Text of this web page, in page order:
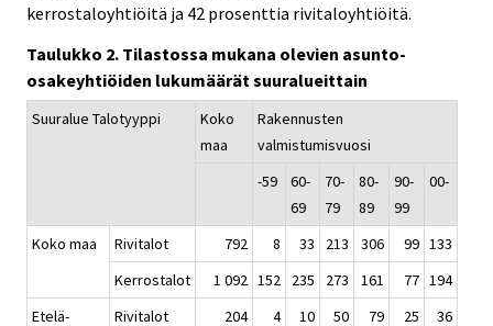
kerrostaloyhtiöitä ja 42 prosenttia rivitaloyhtiöitä.
Taulukko 2. Tilastossa mukana olevien asunto-
osakeyhtiöiden lukumäärät suuralueittain
Suuralue Talotyyppi
Koko
maa
Rakennusten
valmistumisvuosi
-59
60-
69
70-
79
80-
89
90-
99
00-
Koko maa Rivitalot 792 8 33 213 306 99 133
Kerrostalot
1 092 152 235 273 161 77 194
Etelä-
Rivitalot 204 4 10 50 79 25 36